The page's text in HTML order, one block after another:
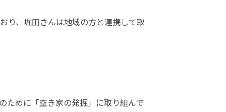
り、堀田さんは地域の方と連携して取
ために「空き家の発掘」に取り組んで